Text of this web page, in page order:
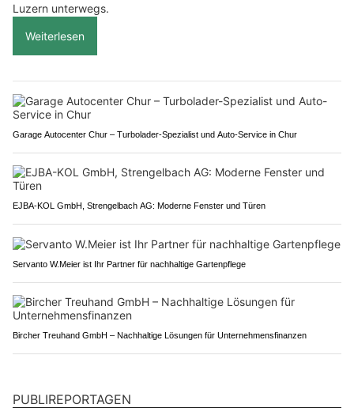
Luzern unterwegs.
Weiterlesen
Garage Autocenter Chur – Turbolader-Spezialist und Auto-Service in Chur
EJBA-KOL GmbH, Strengelbach AG: Moderne Fenster und Türen
Servanto W.Meier ist Ihr Partner für nachhaltige Gartenpflege
Bircher Treuhand GmbH – Nachhaltige Lösungen für Unternehmensfinanzen
PUBLIREPORTAGEN